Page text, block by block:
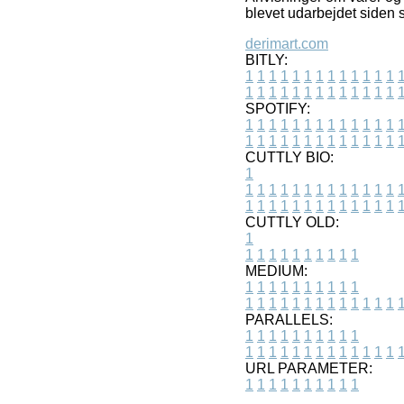
blevet udarbejdet siden
derimart.com
BITLY:
1 1 1 1 1 1 1 1 1 1 1 1 1 1
1 1 1 1 1 1 1 1 1 1 1 1 1 1
SPOTIFY:
1 1 1 1 1 1 1 1 1 1 1 1 1 1
1 1 1 1 1 1 1 1 1 1 1 1 1 1
CUTTLY BIO:
1
1 1 1 1 1 1 1 1 1 1 1 1 1 1
1 1 1 1 1 1 1 1 1 1 1 1 1 1
CUTTLY OLD:
1
1 1 1 1 1 1 1 1 1 1
MEDIUM:
1 1 1 1 1 1 1 1 1 1
1 1 1 1 1 1 1 1 1 1 1 1 1 1
PARALLELS:
1 1 1 1 1 1 1 1 1 1
1 1 1 1 1 1 1 1 1 1 1 1 1 1
URL PARAMETER:
1 1 1 1 1 1 1 1 1 1